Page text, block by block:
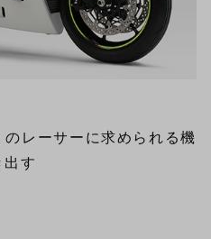
レーサーに求められる機
出す